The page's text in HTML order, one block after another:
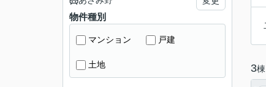
3棟
物件種別
マンション 戸建
土地